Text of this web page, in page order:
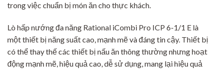
trong việc chuẩn bị món ăn cho thực khách.
Lò hấp nướng đa năng Rational iCombi Pro ICP 6-1/1 E là
một thiết bị năng suất cao, mạnh mẽ và đáng tin cậy. Thiết bị
có thể thay thế các thiết bị nấu ăn thông thường nhưng hoạt
động mạnh mẽ, hiệu quả cao, dễ sử dụng, mang lại hiệu quả